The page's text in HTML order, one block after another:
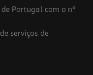
Portugal com o nº
serviços de